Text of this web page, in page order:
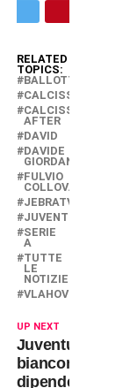
RELATED
TOPICS:
BALLOTTAGGIO
CALCISSIMO
CALCISSIMO
AFTER
DAVID
DAVIDE
GIORDANA
FULVIO
COLLOVATI
JEBRATV
JUVENTUS
SERIE
A
TUTTE
LE
NOTIZIE
VLAHOVIC
UP NEXT
Juventus:
bianconeri
dipendenti